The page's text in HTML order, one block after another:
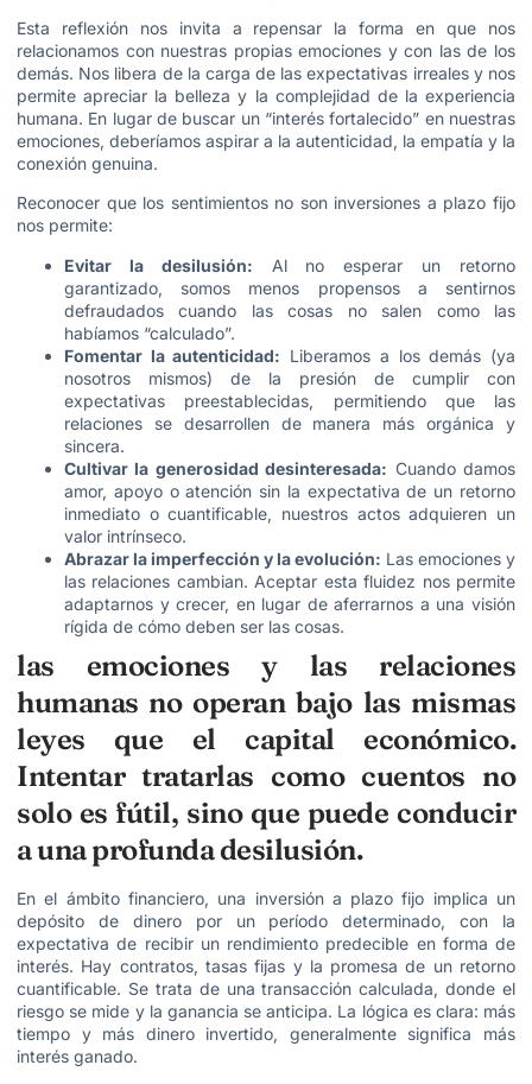
Esta reflexión nos invita a repensar la forma en que nos
relacionamos con nuestras propias emociones y con las de los
demás. Nos libera de la carga de las expectativas irreales y nos
permite apreciar la belleza y la complejidad de la experiencia
humana. En lugar de buscar un “interés fortalecido” en nuestras
emociones, deberíamos aspirar a la autenticidad, la empatía y la
conexión genuina.
Reconocer que los sentimientos no son inversiones a plazo fijo
nos permite:
Evitar la desilusión: Al no esperar un retorno
garantizado, somos menos propensos a sentirnos
defraudados cuando las cosas no salen como las
habíamos “calculado”.
Fomentar la autenticidad: Liberamos a los demás (ya
nosotros mismos) de la presión de cumplir con
expectativas preestablecidas, permitiendo que las
relaciones se desarrollen de manera más orgánica y
sincera.
Cultivar la generosidad desinteresada: Cuando damos
amor, apoyo o atención sin la expectativa de un retorno
inmediato o cuantificable, nuestros actos adquieren un
valor intrínseco.
Abrazar la imperfección y la evolución: Las emociones y
las relaciones cambian. Aceptar esta fluidez nos permite
adaptarnos y crecer, en lugar de aferrarnos a una visión
rígida de cómo deben ser las cosas.
las emociones y las relaciones
humanas no operan bajo las mismas
leyes que el capital económico.
Intentar tratarlas como cuentos no
solo es fútil, sino que puede conducir
a una profunda desilusión.
En el ámbito financiero, una inversión a plazo fijo implica un
depósito de dinero por un período determinado, con la
expectativa de recibir un rendimiento predecible en forma de
interés. Hay contratos, tasas fijas y la promesa de un retorno
cuantificable. Se trata de una transacción calculada, donde el
riesgo se mide y la ganancia se anticipa. La lógica es clara: más
tiempo y más dinero invertido, generalmente significa más
interés ganado.